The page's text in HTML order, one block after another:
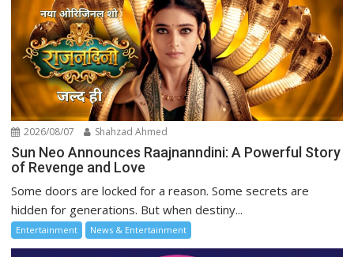
2026/08/07 Shahzad Ahmed
Sun Neo Announces Raajnanndini: A Powerful Story
of Revenge and Love
Some doors are locked for a reason. Some secrets are
hidden for generations. But when destiny...
Entertainment News & Entertainment